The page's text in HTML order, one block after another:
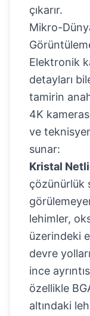
çıkarır.
Mikro-
Elektronik
detayları
tamirin
4K
ve
sunar:
Kristal
çözünürlük
lehimler,
üzerindeki
devre
ince
özellikle
altındaki